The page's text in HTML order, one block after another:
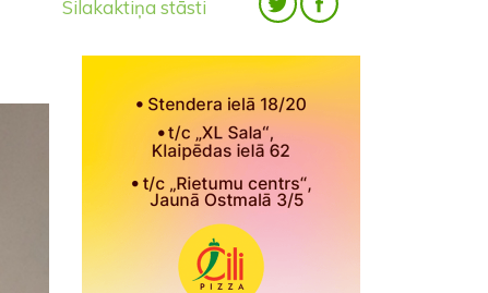
Silakaktiņa stāsti